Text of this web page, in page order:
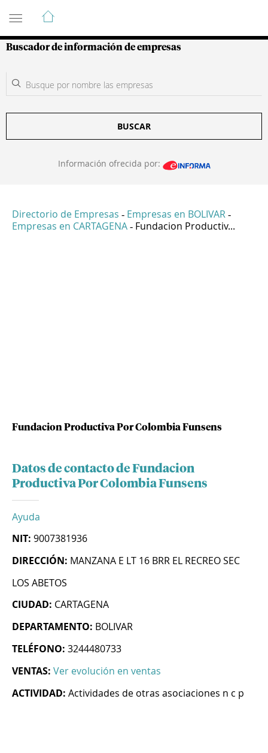
Guía de Empresas Colombianas
Buscador de información de empresas
BUSCAR
Información ofrecida por:
Directorio de Empresas - Empresas en BOLIVAR -
Empresas en CARTAGENA - Fundacion Productiv...
Fundacion Productiva Por Colombia Funsens
Datos de contacto de Fundacion
Productiva Por Colombia Funsens
Ayuda
NIT: 9007381936
DIRECCIÓN: MANZANA E LT 16 BRR EL RECREO SEC
LOS ABETOS
CIUDAD: CARTAGENA
DEPARTAMENTO: BOLIVAR
TELÉFONO: 3244480733
VENTAS: Ver evolución en ventas
ACTIVIDAD: Actividades de otras asociaciones n c p